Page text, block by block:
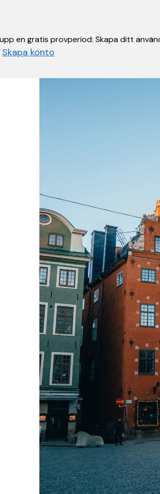
en gratis provperiod: Skapa ditt
Skapa konto